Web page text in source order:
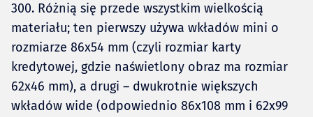
300. Różnią się przede wszystkim wielkością
materiału; ten pierwszy używa wkładów mini o
rozmiarze 86x54 mm (czyli rozmiar karty
kredytowej, gdzie naświetlony obraz ma rozmiar
62x46 mm), a drugi – dwukrotnie większych
wkładów wide (odpowiednio 86x108 mm i 62x99